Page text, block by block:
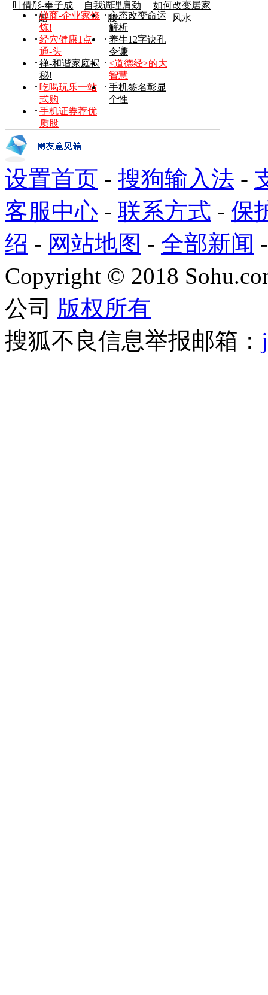
叶倩彤-奉子成
婚
自我调理肩劲
腰
如何改变居家
风水
禅商-企业家修
炼!
心态改变命运
解析
经穴健康1点
通-头
养生12字诀孔
令谦
禅-和谐家庭揭
秘!
<道德经>的大
智慧
吃喝玩乐一站
式购
手机签名彰显
个性
手机证券荐优
质股
设置首页 - 搜狗输入法 -
客服中心 - 联系方式 - 保
绍 - 网站地图 - 全部新闻
Copyright © 2018
公司 版权所有
搜狐不良信息举报邮箱：